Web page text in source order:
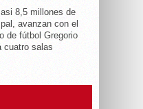
8,5 millones de
avanzan con el
de fútbol Gregorio
cuatro salas